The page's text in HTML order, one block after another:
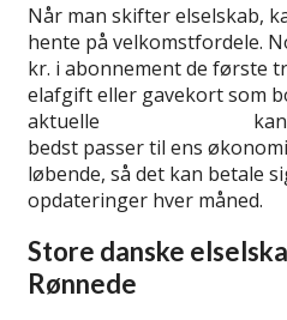
Når man skifter elselskab,
hente på velkomstfordele.
kr. i abonnement de første
elafgift eller gavekort som
aktuelle
bedst passer til ens
løbende, så det kan betale
opdateringer hver måned.
Store danske
Rønnede